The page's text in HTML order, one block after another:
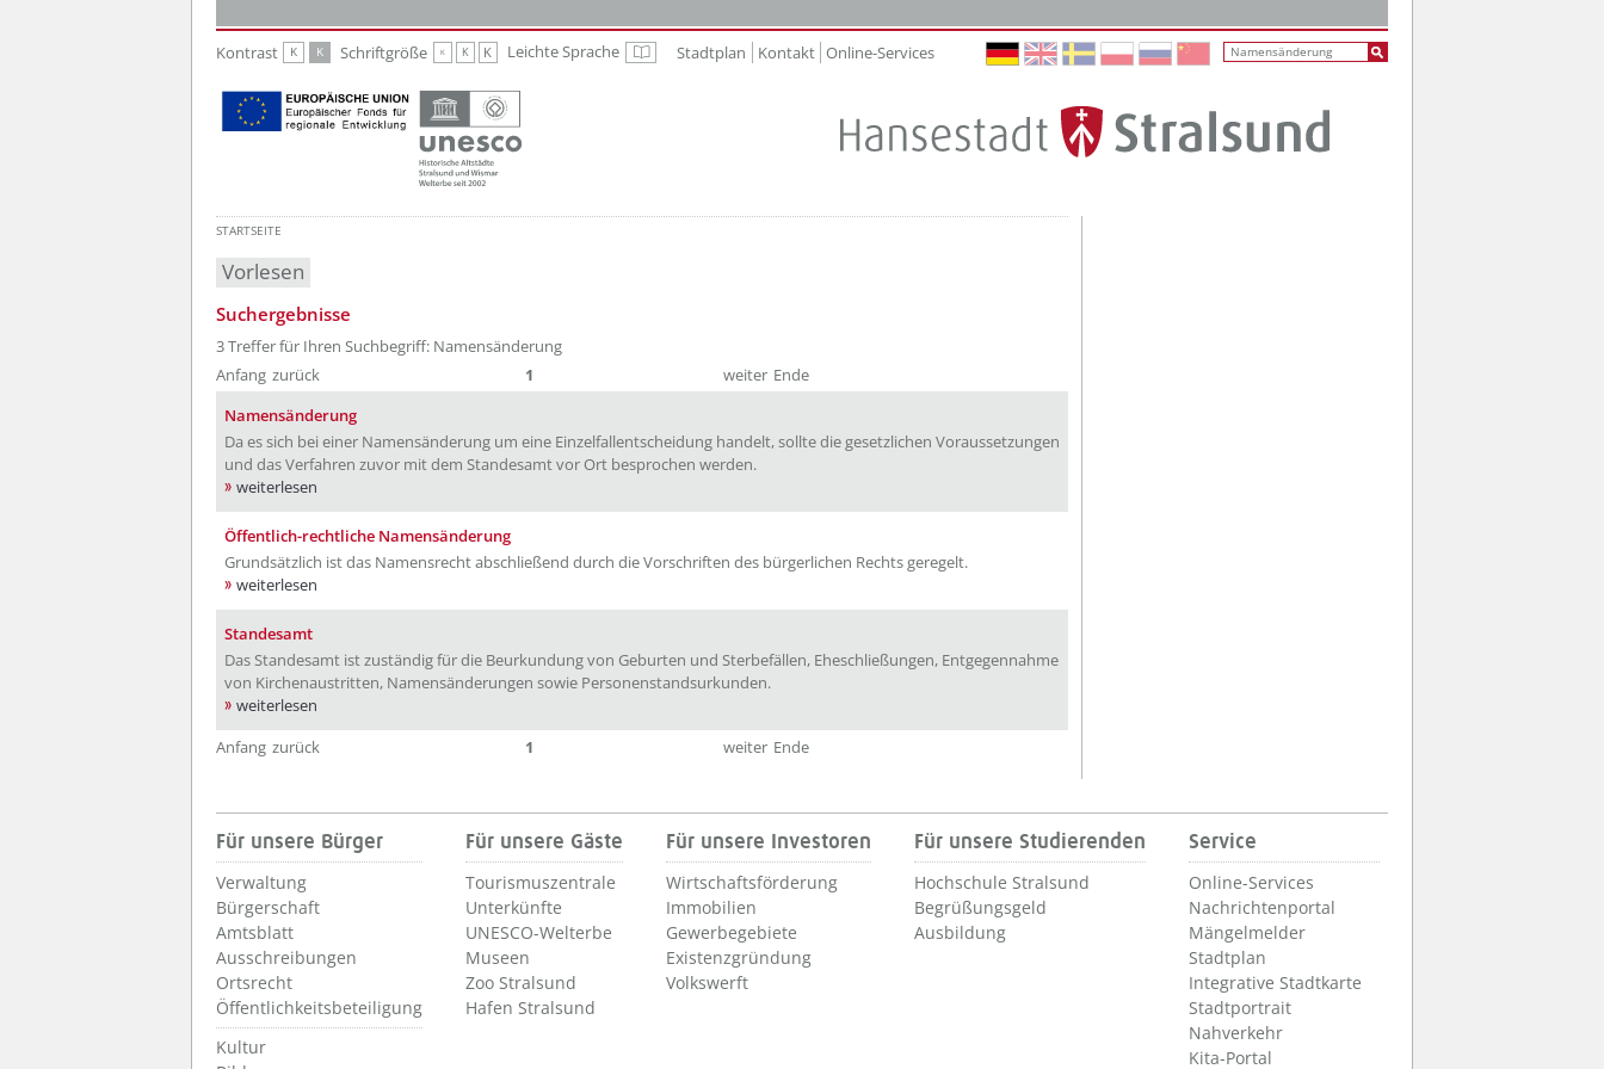
Kontrast K K Schriftgröße K K K Leichte Sprache Leichte Sprache
Stadtplan Kontakt Online-Services
STARTSEITE
Vorlesen
Suchergebnisse
3 Treffer für Ihren Suchbegriff: Namensänderung
Anfang zurück 1 weiter Ende
Namensänderung
Da es sich bei einer Namensänderung um eine Einzelfallentscheidung handelt, sollte die gesetzlichen Voraussetzungen
und das Verfahren zuvor mit dem Standesamt vor Ort besprochen werden.
weiterlesen
Öffentlich-rechtliche Namensänderung
Grundsätzlich ist das Namensrecht abschließend durch die Vorschriften des bürgerlichen Rechts geregelt.
weiterlesen
Standesamt
Das Standesamt ist zuständig für die Beurkundung von Geburten und Sterbefällen, Eheschließungen, Entgegennahme
von Kirchenaustritten, Namensänderungen sowie Personenstandsurkunden.
weiterlesen
Anfang zurück 1 weiter Ende
Für unsere Bürger
Verwaltung
Bürgerschaft
Amtsblatt
Ausschreibungen
Ortsrecht
Öffentlichkeitsbeteiligung
Kultur
Für unsere Gäste
Tourismuszentrale
Unterkünfte
UNESCO-Welterbe
Museen
Zoo Stralsund
Hafen Stralsund
Für unsere Investoren
Wirtschaftsförderung
Immobilien
Gewerbegebiete
Existenzgründung
Volkswerft
Für unsere Studierenden
Hochschule Stralsund
Begrüßungsgeld
Ausbildung
Service
Online-Services
Nachrichtenportal
Mängelmelder
Stadtplan
Integrative Stadtkarte
Stadtportrait
Nahverkehr
Kita-Portal